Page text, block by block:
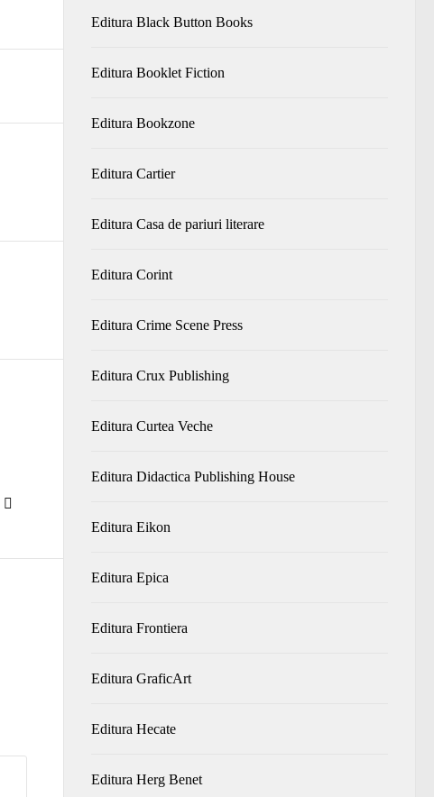
Editura Black Button Books
Editura Booklet Fiction
Editura Bookzone
Editura Cartier
Editura Casa de pariuri literare
Editura Corint
Editura Crime Scene Press
Editura Crux Publishing
Editura Curtea Veche
Editura Didactica Publishing House
Editura Eikon
Editura Epica
Editura Frontiera
Editura GraficArt
Editura Hecate
Editura Herg Benet